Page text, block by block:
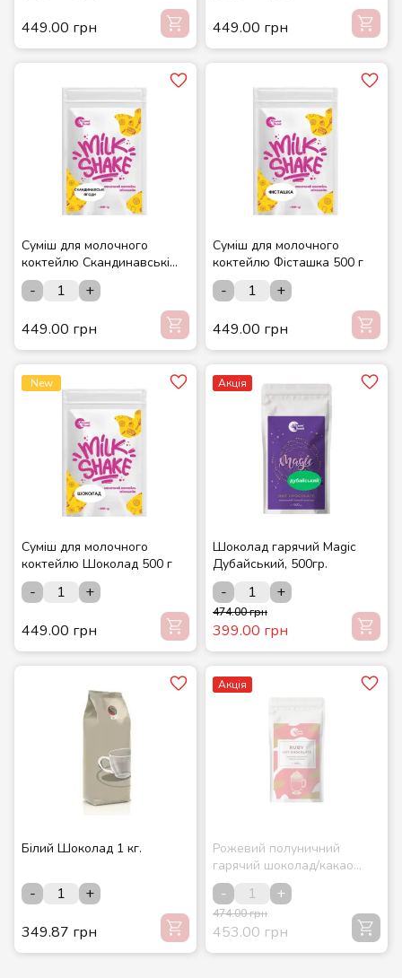
449.00 грн
449.00 грн
Суміш для молочного
коктейлю Скандинавські
ягоди 500 г
-
+
449.00 грн
Суміш для молочного
коктейлю Фісташка 500 г
-
+
449.00 грн
New
Суміш для молочного
коктейлю Шоколад 500 г
-
+
449.00 грн
Акція
Шоколад гарячий Magic
Дубайський, 500гр.
- +
474.00 грн
399.00 грн
Білий Шоколад 1 кг.
-
+
349.87 грн
Акція
Рожевий полуничний
гарячий шоколад/какао
RUBY 500 г
- +
474.00 грн
453.00 грн